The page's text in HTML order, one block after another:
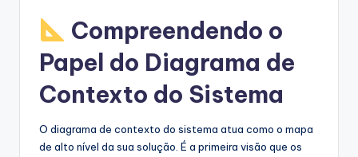
Compreendendo o
Papel do Diagrama de
Contexto do Sistema
O diagrama de contexto do sistema atua como o mapa
de alto nível da sua solução. É a primeira visão que os